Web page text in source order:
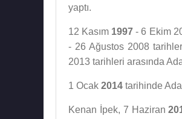
yaptı.
12 Kasım 1997 - 6 Ekim
- 26 Ağustos 2008
2013 tarihleri arasında
1 Ocak 2014 tarihinde
Kenan İpek, 7 Haziran